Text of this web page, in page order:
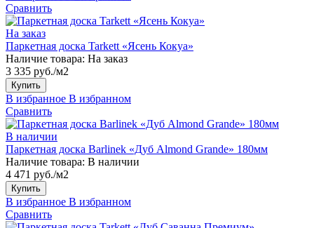
Сравнить
На заказ
Паркетная доска Tarkett «Ясень Кокуа»
Наличие товара: На заказ
3 335 руб./м2
Купить
В избранное В избранном
Сравнить
В наличии
Паркетная доска Barlinek «Дуб Almond Grande» 180мм
Наличие товара: В наличии
4 471 руб./м2
Купить
В избранное В избранном
Сравнить